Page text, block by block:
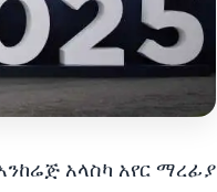
አላስካ አየር ማረፊያ